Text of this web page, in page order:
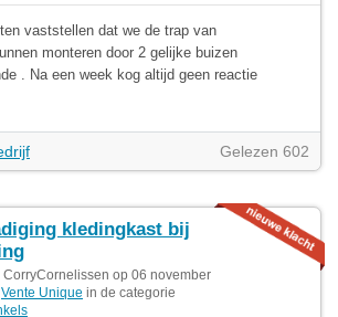
vaststellen dat we de trap van
monteren door 2 gelijke buizen
. Na een week kog altijd geen reactie
Gelezen 602
kledingkast bij
CorryCornelissen op 06 november
Vente Unique in de categorie